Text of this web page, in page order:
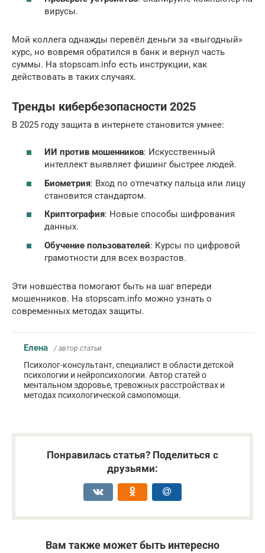
вирусы.
Мой коллега однажды перевёл деньги за «выгодный»
курс, но вовремя обратился в банк и вернул часть
суммы. На stopscam.info есть инструкции, как
действовать в таких случаях.
Тренды кибербезопасности 2025
В 2025 году защита в интернете становится умнее:
ИИ против мошенников: Искусственный
интеллект выявляет фишинг быстрее людей.
Биометрия: Вход по отпечатку пальца или лицу
становится стандартом.
Криптография: Новые способы шифрования
данных.
Обучение пользователей: Курсы по цифровой
грамотности для всех возрастов.
Эти новшества помогают быть на шаг впереди
мошенников. На stopscam.info можно узнать о
современных методах защиты.
Елена / автор статьи
Психолог-консультант, специалист в области детской
психологии и нейропсихологии. Автор статей о
ментальном здоровье, тревожных расстройствах и
методах психологической самопомощи.
Понравилась статья? Поделиться с
друзьями:
Вам также может быть интересно